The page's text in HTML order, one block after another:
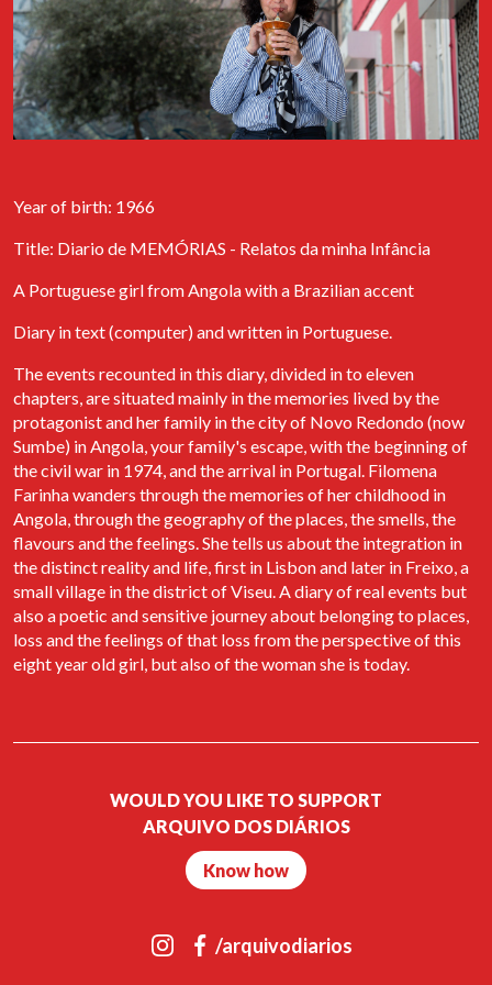
Year of birth: 1966
Title: Diario de MEMÓRIAS - Relatos da minha Infância
A Portuguese girl from Angola with a Brazilian accent
Diary in text (computer) and written in Portuguese.
The events recounted in this diary, divided in to eleven
chapters, are situated mainly in the memories lived by the
protagonist and her family in the city of Novo Redondo (now
Sumbe) in Angola, your family's escape, with the beginning of
the civil war in 1974, and the arrival in Portugal. Filomena
Farinha wanders through the memories of her childhood in
Angola, through the geography of the places, the smells, the
flavours and the feelings. She tells us about the integration in
the distinct reality and life, first in Lisbon and later in Freixo, a
small village in the district of Viseu. A diary of real events but
also a poetic and sensitive journey about belonging to places,
loss and the feelings of that loss from the perspective of this
eight year old girl, but also of the woman she is today.
WOULD YOU LIKE TO SUPPORT
ARQUIVO DOS DIÁRIOS
Know how
/arquivodiarios
Palha de Abrantes, a participar no evento Cais de Encontro, que
teve lugar no dia 20 de junho de 2023 no Centro Cultural Gil
Vicente do Sardoal. O encontro proporcionou a ocasião de
apresentar as atividades do Arquivo dos Diários e o projecto
Diários de Migrantes.
Livro "Diários de Mulheres Migrantes"
dois anos de recolha de memórias, sob forma de diários, entre
Mulheres Migrantes” é composto por um conjunto de excertos
Migrantes”.
Ler livro
FESTA DOS DIÁRIOS Contos Migrantes
No dia 4 de abril de 2025, na Casa do Comum em Lisboa, o Arquivo
dos Diários celebra o seu 11º aniversário com um evento dedicado
à migração. Será apresentado o podcast "Diários de Migrantes",
realizado em 2024 para o jornal Expresso, baseado em alguns
diários produzidos no âmbito deste projecto do Arquivo. Estará
presente a autora, a jornalista Ana França. Haverá ainda a
projecção do filme "Bangla" (2019) de Phaim Bhuiyan, comédia
romântica sobre o amor atribulado entre um rapaz de ascendência
bengali e uma rapariga italiana. A entrada para o filme tem um
custo simbólico de 5 diários que reverte como donativo para a
associação Arquivo dos Diários.
Apoio: RISI FILM e Casa do Comum